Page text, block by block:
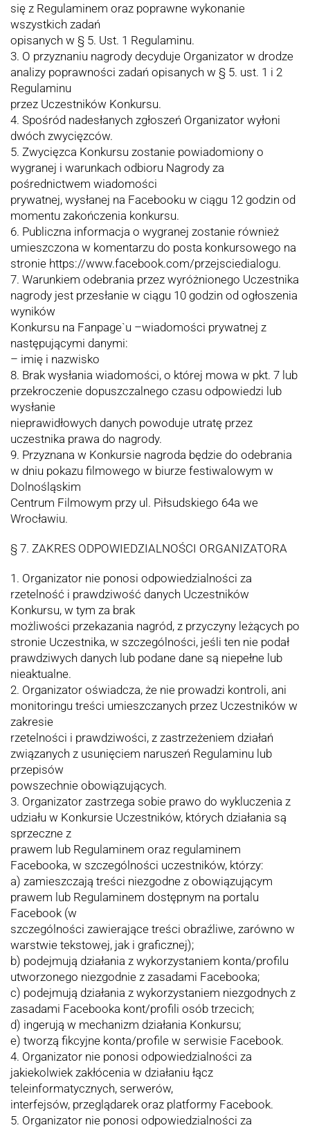
się z Regulaminem oraz poprawne wykonanie
wszystkich zadań
opisanych w § 5. Ust. 1 Regulaminu.
3. O przyznaniu nagrody decyduje Organizator w drodze
analizy poprawności zadań opisanych w § 5. ust. 1 i 2
Regulaminu
przez Uczestników Konkursu.
4. Spośród nadesłanych zgłoszeń Organizator wyłoni
dwóch zwycięzców.
5. Zwycięzca Konkursu zostanie powiadomiony o
wygranej i warunkach odbioru Nagrody za
pośrednictwem wiadomości
prywatnej, wysłanej na Facebooku w ciągu 12 godzin od
momentu zakończenia konkursu.
6. Publiczna informacja o wygranej zostanie również
umieszczona w komentarzu do posta konkursowego na
stronie https://www.facebook.com/przejsciedialogu.
7. Warunkiem odebrania przez wyróżnionego Uczestnika
nagrody jest przesłanie w ciągu 10 godzin od ogłoszenia
wyników
Konkursu na Fanpage`u –wiadomości prywatnej z
następującymi danymi:
– imię i nazwisko
8. Brak wysłania wiadomości, o której mowa w pkt. 7 lub
przekroczenie dopuszczalnego czasu odpowiedzi lub
wysłanie
nieprawidłowych danych powoduje utratę przez
uczestnika prawa do nagrody.
9. Przyznana w Konkursie nagroda będzie do odebrania
w dniu pokazu filmowego w biurze festiwalowym w
Dolnośląskim
Centrum Filmowym przy ul. Piłsudskiego 64a we
Wrocławiu.
§ 7. ZAKRES ODPOWIEDZIALNOŚCI ORGANIZATORA
1. Organizator nie ponosi odpowiedzialności za
rzetelność i prawdziwość danych Uczestników
Konkursu, w tym za brak
możliwości przekazania nagród, z przyczyny leżących po
stronie Uczestnika, w szczególności, jeśli ten nie podał
prawdziwych danych lub podane dane są niepełne lub
nieaktualne.
2. Organizator oświadcza, że nie prowadzi kontroli, ani
monitoringu treści umieszczanych przez Uczestników w
zakresie
rzetelności i prawdziwości, z zastrzeżeniem działań
związanych z usunięciem naruszeń Regulaminu lub
przepisów
powszechnie obowiązujących.
3. Organizator zastrzega sobie prawo do wykluczenia z
udziału w Konkursie Uczestników, których działania są
sprzeczne z
prawem lub Regulaminem oraz regulaminem
Facebooka, w szczególności uczestników, którzy:
a) zamieszczają treści niezgodne z obowiązującym
prawem lub Regulaminem dostępnym na portalu
Facebook (w
szczególności zawierające treści obraźliwe, zarówno w
warstwie tekstowej, jak i graficznej);
b) podejmują działania z wykorzystaniem konta/profilu
utworzonego niezgodnie z zasadami Facebooka;
c) podejmują działania z wykorzystaniem niezgodnych z
zasadami Facebooka kont/profili osób trzecich;
d) ingerują w mechanizm działania Konkursu;
e) tworzą fikcyjne konta/profile w serwisie Facebook.
4. Organizator nie ponosi odpowiedzialności za
jakiekolwiek zakłócenia w działaniu łącz
teleinformatycznych, serwerów,
interfejsów, przeglądarek oraz platformy Facebook.
5. Organizator nie ponosi odpowiedzialności za